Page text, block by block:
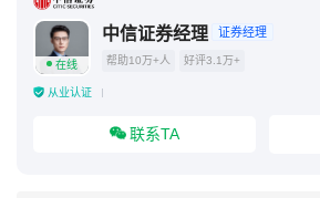
在线
中信证券经理 证券经理
帮助10万+人 好评3.1万+
从业认证
联系TA